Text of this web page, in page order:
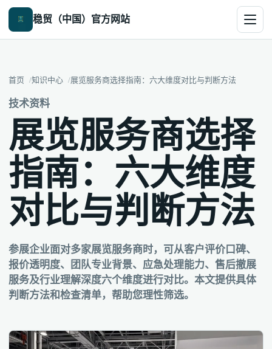
稳贸（中国）官方网站
首页 知识中心 展览服务商选择指南：六大维度对比与判断方法
技术资料
展览服务商选择
指南：六大维度
对比与判断方法
参展企业面对多家展览服务商时，可从客户评价口碑、
报价透明度、团队专业背景、应急处理能力、售后撤展
服务及行业理解深度六个维度进行对比。本文提供具体
判断方法和检查清单，帮助您理性筛选。